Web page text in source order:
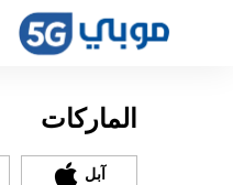
الماركات
آبل